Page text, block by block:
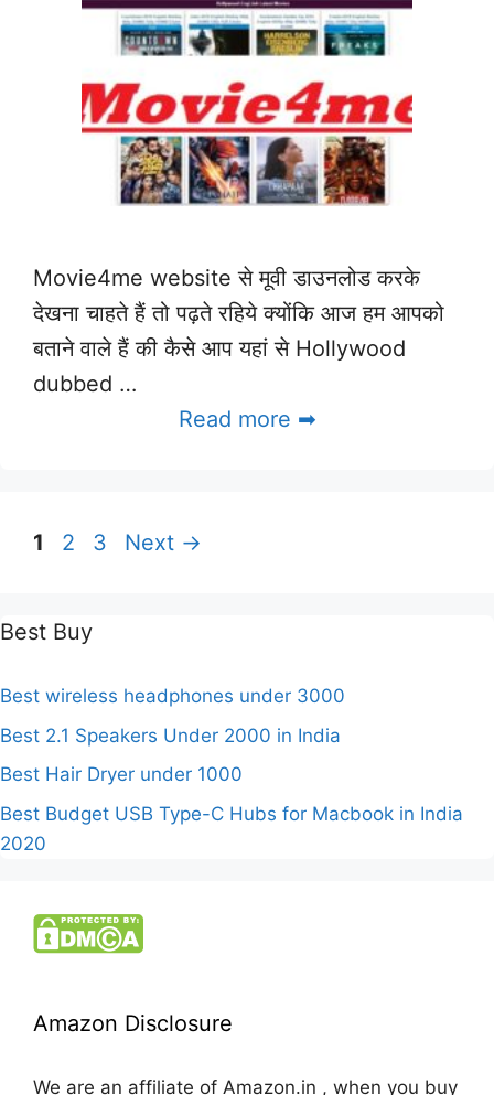
Movie4me website से मूवी डाउनलोड करके
देखना चाहते हैं तो पढ़ते रहिये क्योंकि आज हम आपको
बताने वाले हैं की कैसे आप यहां से Hollywood
dubbed …
Read more ➡
Page
1 Page
2 Page
3 Next →
Best Buy
Best wireless headphones under 3000
Best 2.1 Speakers Under 2000 in India
Best Hair Dryer under 1000
Best Budget USB Type-C Hubs for Macbook in India
2020
Amazon Disclosure
We are an affiliate of Amazon.in , when you buy